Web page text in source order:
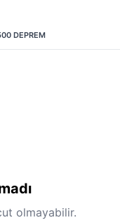
DEPREM
olmayabilir.